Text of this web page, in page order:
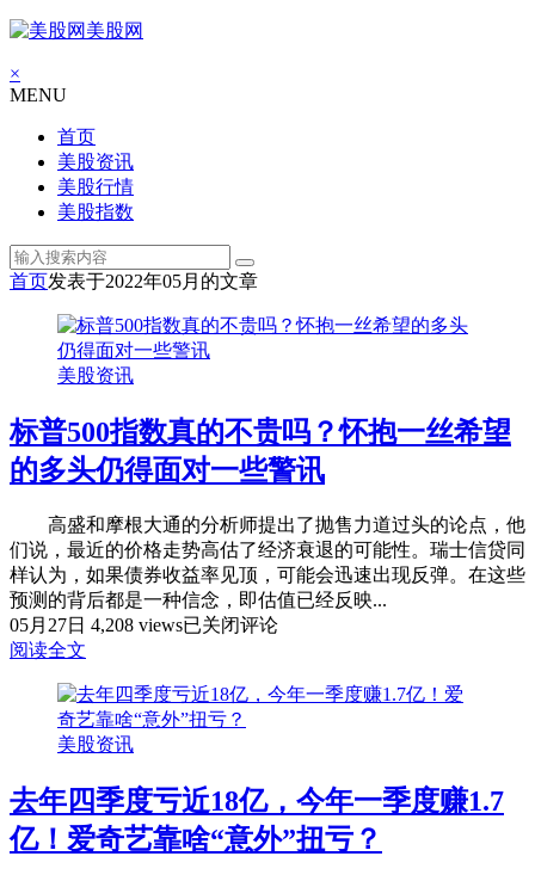
美股网
×
MENU
首页
美股资讯
美股行情
美股指数
首页发表于2022年05月的文章
美股资讯
标普500指数真的不贵吗？怀抱一丝希望
的多头仍得面对一些警讯
高盛和摩根大通的分析师提出了抛售力道过头的论点，他
们说，最近的价格走势高估了经济衰退的可能性。瑞士信贷同
样认为，如果债券收益率见顶，可能会迅速出现反弹。在这些
预测的背后都是一种信念，即估值已经反映...
05月27日 4,208 views标
指
数
不
贵
吗？
已关闭评论
阅读全文
美股资讯
去年四季度亏近18亿，今年一季度赚1.7
亿！爱奇艺靠啥“意外”扭亏？